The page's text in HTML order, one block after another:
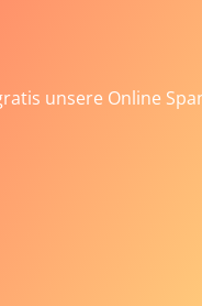
unsere Online